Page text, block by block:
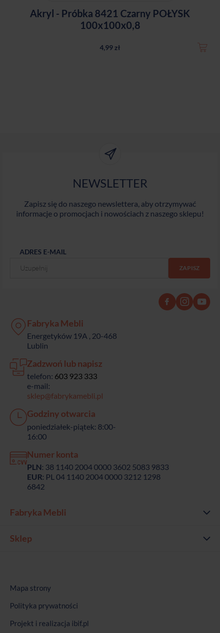
Akryl - Próbka 8421 Czarny POŁYSK
100x100x0,8
4,99 zł
NEWSLETTER
Zapisz się do naszego newslettera, aby otrzymywać
informacje o promocjach i nowościach z naszego sklepu!
ADRES E-MAIL
Fabryka Mebli
Energetyków 19A , 20-468
Lublin
Zadzwoń lub napisz
telefon: 603 923 333
e-mail:
sklep@fabrykamebli.pl
Godziny otwarcia
poniedziałek-piątek: 8:00-
16:00
Numer konta
PLN: 38 1140 2004 0000 3602 5083 9833
EUR: PL 04 1140 2004 0000 3212 1298
6842
Fabryka Mebli
Sklep
Mapa strony
Polityka prywatności
Projekt i realizacja ibif.pl